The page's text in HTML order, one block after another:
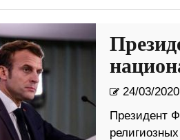
24/03/2020
Президент